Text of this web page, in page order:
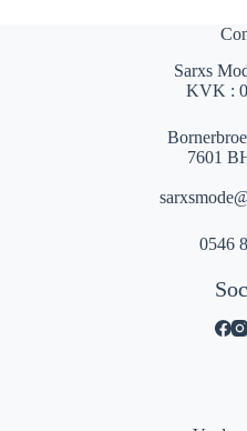
Sarxs
KVK :
7601
0546